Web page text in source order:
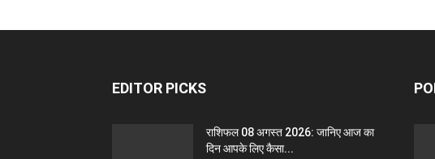
EDITOR PICKS
राशिफल 08 अगस्त 2026: जानिए आज का
दिन आपके लिए कैसा...